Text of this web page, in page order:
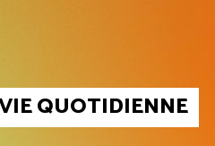
QUOTIDIENNE